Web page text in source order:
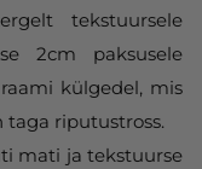
tekstuursele
2cm paksusele
külgedel, mis
taga riputustross.
mati ja tekstuurse